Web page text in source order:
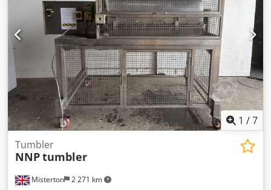
1 /7
Misterton 2 271 km
Tumbler
NNPtumbler